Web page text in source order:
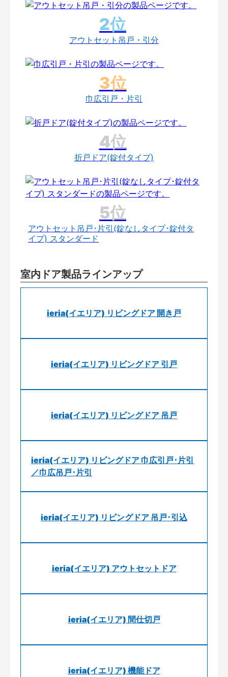
アウトセット吊戸・引分
巾広引戸・片引
折戸ドア(錠付タイプ)
アウトセット吊戸･片引(錠なしタイプ･錠付タ
イプ) スタンダード
室内ドア製品ラインアップ
ieria(イエリア) リビングドア 開き戸
ieria(イエリア) リビングドア 引戸
ieria(イエリア) リビングドア 吊戸
ieria(イエリア) リビングドア 巾広引戸･片引
／巾広吊戸･片引
ieria(イエリア) リビングドア 吊戸･引込
ieria(イエリア) アウトセットドア
ieria(イエリア) 間仕切戸
ieria(イエリア) 機能ドア